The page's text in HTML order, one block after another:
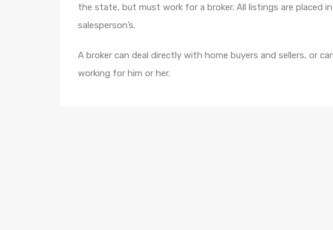
the state, but must work for a broker. All listings are placed
salesperson’s.
A broker can deal directly with home buyers and sellers, or
working for him or her.